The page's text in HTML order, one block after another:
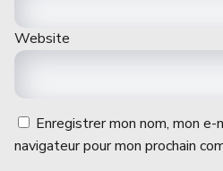
Website
Enregistrer mon nom, mon
navigateur pour mon prochain